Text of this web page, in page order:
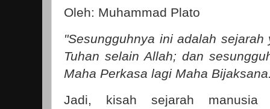
Oleh: Muhammad Plato
"Sesungguhnya ini adalah
Tuhan selain Allah; dan
Maha Perkasa lagi Maha
Jadi, kisah sejarah manusia